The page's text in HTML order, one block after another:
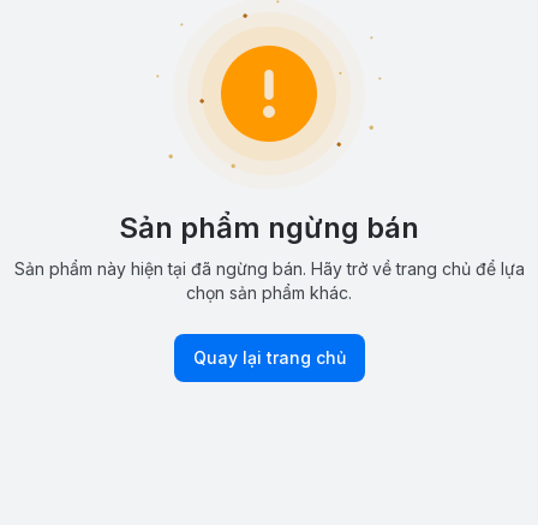
Sản phẩm ngừng bán
Sản phẩm này hiện tại đã ngừng bán. Hãy trở về trang chủ để lựa
chọn sản phẩm khác.
Quay lại trang chủ